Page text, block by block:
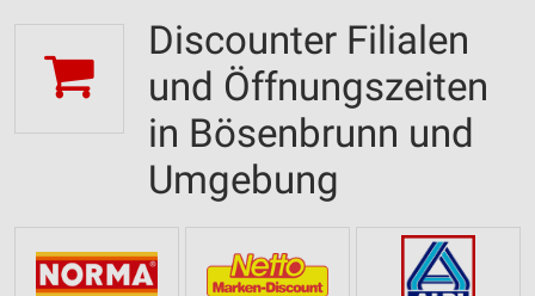
Discounter Filialen
und Öffnungszeiten
in Bösenbrunn und
Umgebung